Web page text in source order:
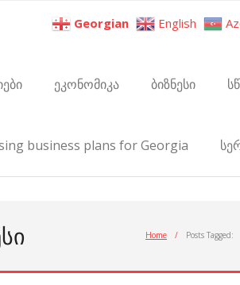
ეკონომიკა ბიზნესი
business plans for Georgia
Home / Posts Tagged:
Georgian English